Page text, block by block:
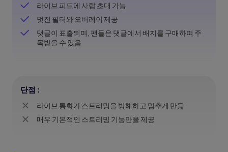
라이브 피드에 사람 초대 가능
멋진 필터와 오버레이 제공
댓글이 표출되며, 팬들은 댓글에서 배지를 구매하여 주
목받을 수 있음
단점 :
라이브 통화가 스트리밍을 방해하고 멈추게 만듦
매우 기본적인 스트리밍 기능만을 제공